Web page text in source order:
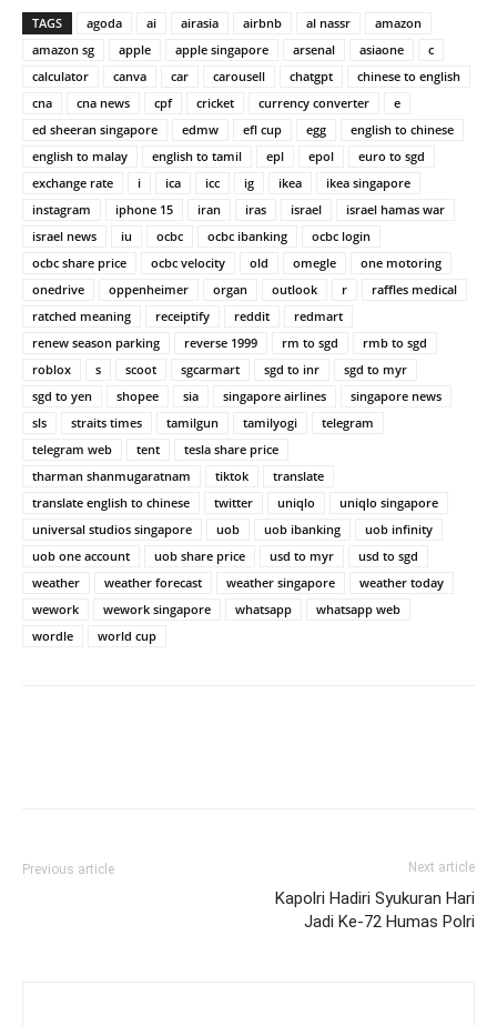
TAGS agoda ai airasia airbnb al nassr
amazon
amazon sg
apple apple singapore arsenal asiaone
c
calculator
canva car carousell chatgpt
chinese to english
cna
cna news cpf cricket currency converter
e
ed sheeran singapore
edmw efl cup egg
english to chinese
english to malay
english to tamil epl epol
euro to sgd
exchange rate
i ica icc ig ikea
ikea singapore
instagram
iphone 15 iran iras israel
israel hamas war
israel news
iu ocbc ocbc ibanking
ocbc login
ocbc share price
ocbc velocity old omegle
one motoring
onedrive
oppenheimer organ outlook r
raffles medical
ratched meaning
receiptify reddit
redmart
renew season parking
reverse 1999 rm to sgd
rmb to sgd
roblox
s scoot sgcarmart sgd to inr
sgd to myr
sgd to yen
shopee sia singapore airlines
singapore news
sls
straits times tamilgun tamilyogi
telegram
telegram web
tent
tesla share price
tharman shanmugaratnam
tiktok
translate
translate english to chinese
twitter uniqlo
uniqlo singapore
universal studios singapore
uob uob ibanking
uob infinity
uob one account
uob share price usd to myr
usd to sgd
weather
weather forecast weather singapore
weather today
wework
wework singapore whatsapp
whatsapp web
wordle
world cup
Previous article Next article
Kapolri Hadiri Syukuran Hari
Jadi Ke-72 Humas Polri